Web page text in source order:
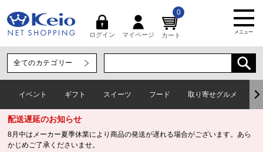
ログイン マイページ カート
0
メニュー
イベント ギフト スイーツ フード 取り寄せグルメ
配送遅延のお知らせ
8月中はメーカー夏季休業により商品の発送が遅れる場合がございます。あら
かじめご了承くださいませ。